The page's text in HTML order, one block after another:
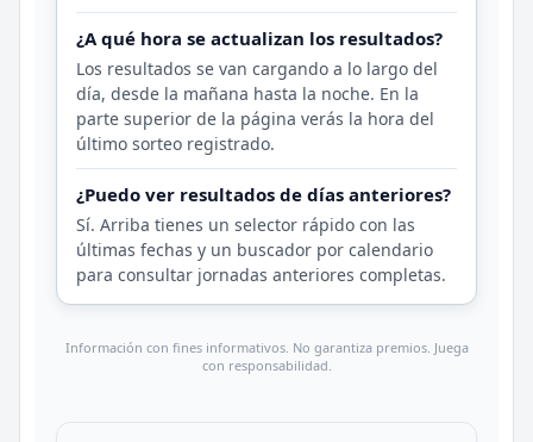
¿A qué hora se actualizan los resultados?
Los resultados se van cargando a lo largo del
día, desde la mañana hasta la noche. En la
parte superior de la página verás la hora del
último sorteo registrado.
¿Puedo ver resultados de días anteriores?
Sí. Arriba tienes un selector rápido con las
últimas fechas y un buscador por calendario
para consultar jornadas anteriores completas.
Información con fines informativos. No garantiza premios. Juega
con responsabilidad.